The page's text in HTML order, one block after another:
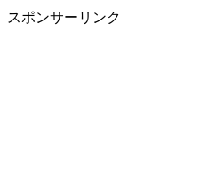
スポンサーリンク